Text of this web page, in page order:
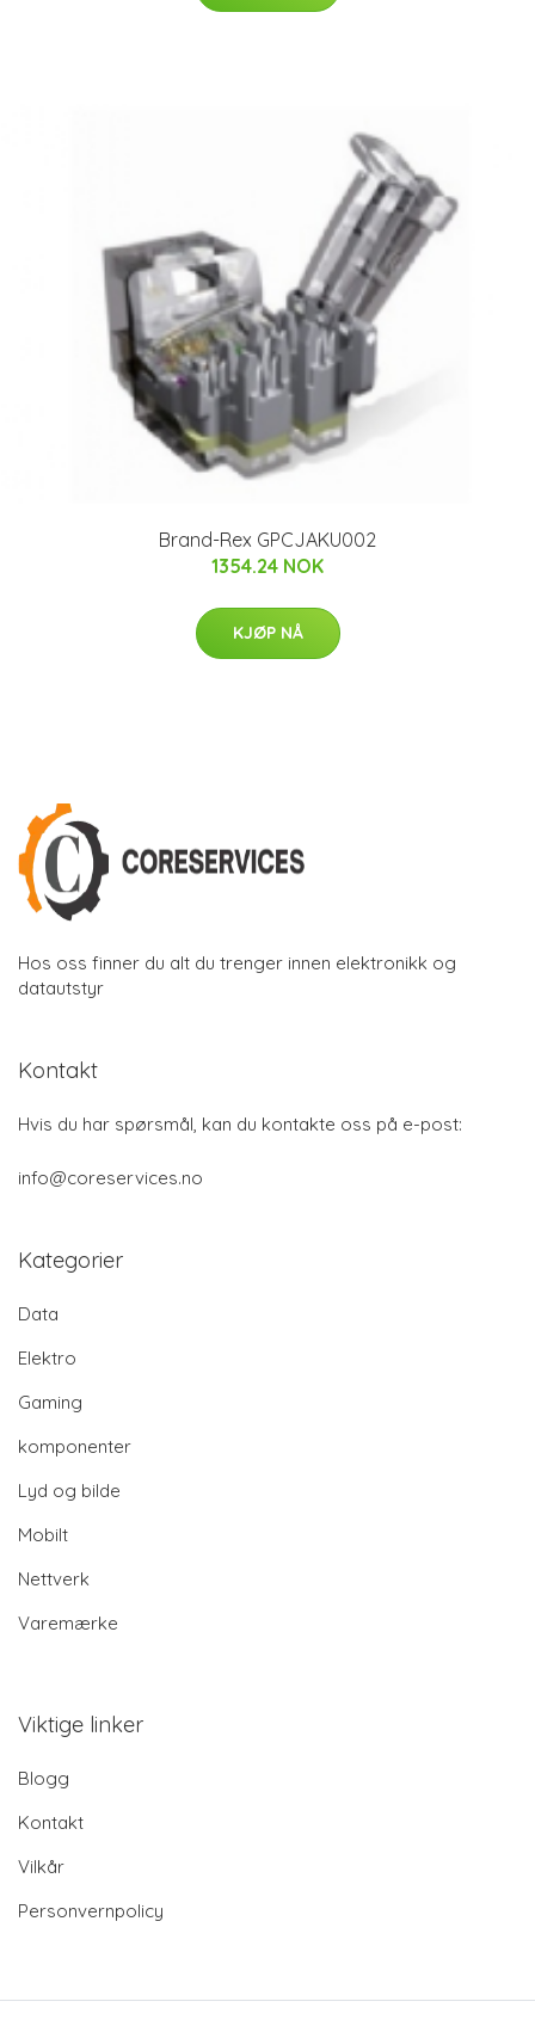
Brand-Rex GPCJAKU002
1354.24 NOK
KJØP NÅ
Hos oss finner du alt du trenger innen elektronikk og
datautstyr
Kontakt
Hvis du har spørsmål, kan du kontakte oss på e-post:
info@coreservices.no
Kategorier
Data
Elektro
Gaming
komponenter
Lyd og bilde
Mobilt
Nettverk
Varemærke
Viktige linker
Blogg
Kontakt
Vilkår
Personvernpolicy